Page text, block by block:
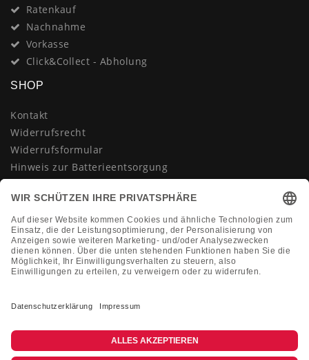
Ratenkauf
Nachnahme
Vorkasse
Click&Collect - Abholung
SHOP
Kontakt
Widerrufsrecht
Widerrufsformular
Hinweis zur Batterieentsorgung
AGB
Impressum
Vertrag widerrufen
KONTAKT
Montag-Freitag 10:00-18:00 Uhr
shop@dienadel.de
Kieler Str. 18 - 41540 Dormagen